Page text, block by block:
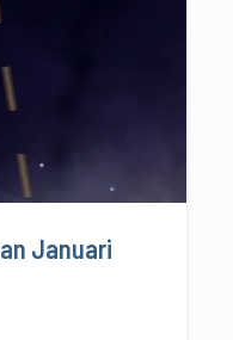
Januari